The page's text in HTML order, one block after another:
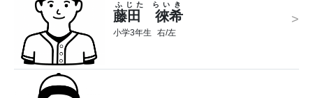
藤田 徠希
ふじた らいき
小学3年生 右/左
>